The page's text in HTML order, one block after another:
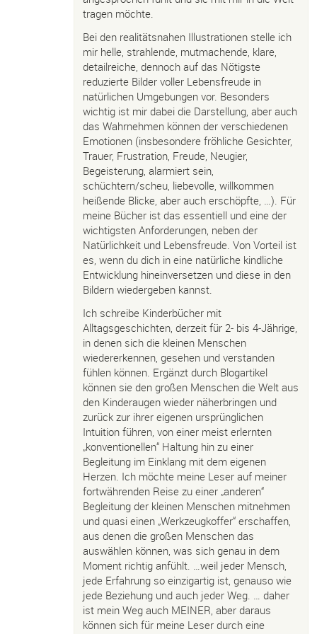
tragen möchte.
Bei den realitätsnahen Illustrationen stelle ich
mir helle, strahlende, mutmachende, klare,
detailreiche, dennoch auf das Nötigste
reduzierte Bilder voller Lebensfreude in
natürlichen Umgebungen vor. Besonders
wichtig ist mir dabei die Darstellung, aber auch
das Wahrnehmen können der verschiedenen
Emotionen (insbesondere fröhliche Gesichter,
Trauer, Frustration, Freude, Neugier,
Begeisterung, alarmiert sein,
schüchtern/scheu, liebevolle, willkommen
heißende Blicke, aber auch erschöpfte, …). Für
meine Bücher ist das essentiell und eine der
wichtigsten Anforderungen, neben der
Natürlichkeit und Lebensfreude. Von Vorteil ist
es, wenn du dich in eine natürliche kindliche
Entwicklung hineinversetzen und diese in den
Bildern wiedergeben kannst.
Ich schreibe Kinderbücher mit
Alltagsgeschichten, derzeit für 2- bis 4-Jährige,
in denen sich die kleinen Menschen
wiedererkennen, gesehen und verstanden
fühlen können. Ergänzt durch Blogartikel
können sie den großen Menschen die Welt aus
den Kinderaugen wieder näherbringen und
zurück zur ihrer eigenen ursprünglichen
Intuition führen, von einer meist erlernten
„konventionellen“ Haltung hin zu einer
Begleitung im Einklang mit dem eigenen
Herzen. Ich möchte meine Leser auf meiner
fortwährenden Reise zu einer „anderen“
Begleitung der kleinen Menschen mitnehmen
und quasi einen „Werkzeugkoffer“ erschaffen,
aus denen die großen Menschen das
auswählen können, was sich genau in dem
Moment richtig anfühlt. …weil jeder Mensch,
jede Erfahrung so einzigartig ist, genauso wie
jede Beziehung und auch jeder Weg. … daher
ist mein Weg auch MEINER, aber daraus
können sich für meine Leser durch eine